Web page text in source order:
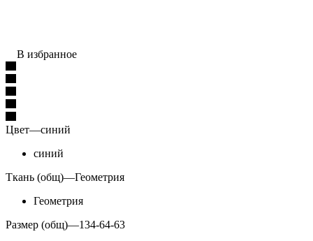
В избранное
Цвет—синий
синий
Ткань (общ)—Геометрия
Геометрия
Размер (общ)—134-64-63